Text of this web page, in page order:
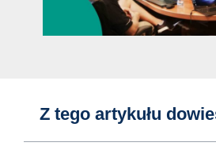
Z tego artykułu